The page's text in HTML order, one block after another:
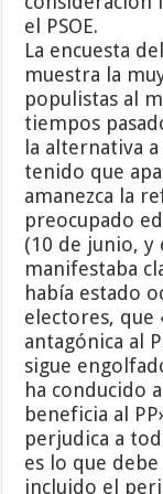
el PSOE.
La encuesta
muestra la
populistas al
tiempos
la alternativa
tenido que
amanezca la
preocupado
(10 de junio,
manifestaba
había estado
electores, que
antagónica al
sigue
ha conducido
beneficia al
perjudica a
es lo que
incluido el